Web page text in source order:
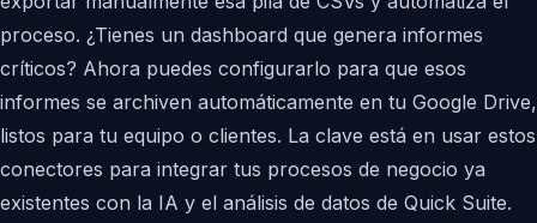
proceso. ¿Tienes un dashboard que genera informes
críticos? Ahora puedes configurarlo para que esos
informes se archiven automáticamente en tu Google Drive,
listos para tu equipo o clientes. La clave está en usar estos
conectores para integrar tus procesos de negocio ya
existentes con la IA y el análisis de datos de Quick Suite.